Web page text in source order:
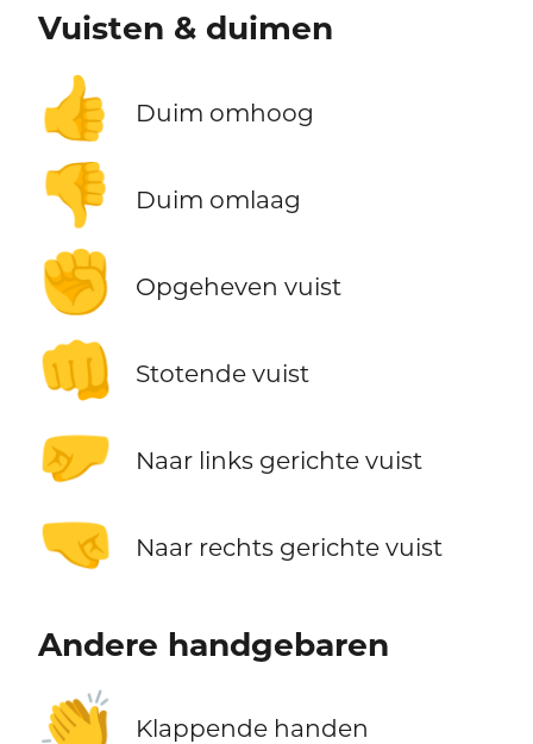
Vuisten & duimen
👍 Duim omhoog
👎 Duim omlaag
✊ Opgeheven vuist
👊 Stotende vuist
🤛 Naar links gerichte vuist
🤜 Naar rechts gerichte vuist
Andere handgebaren
👏 Klappende handen